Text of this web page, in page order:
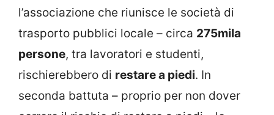
l’associazione che riunisce le società di
trasporto pubblici locale – circa 275mila
persone, tra lavoratori e studenti,
rischierebbero di restare a piedi. In
seconda battuta – proprio per non dover